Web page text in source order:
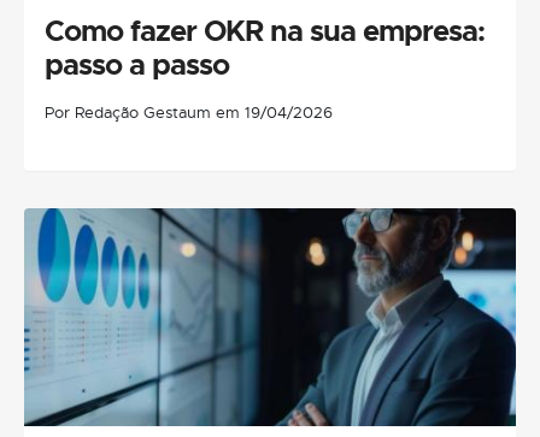
Como fazer OKR na sua empresa:
passo a passo
Por Redação Gestaum em 19/04/2026